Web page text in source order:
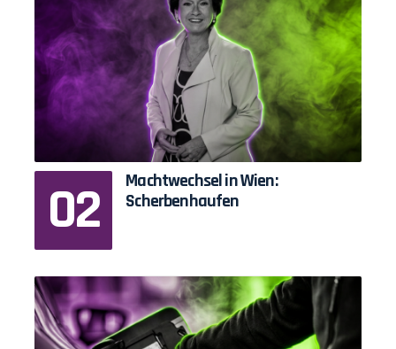
Machtwechsel in Wien:
Scherbenhaufen